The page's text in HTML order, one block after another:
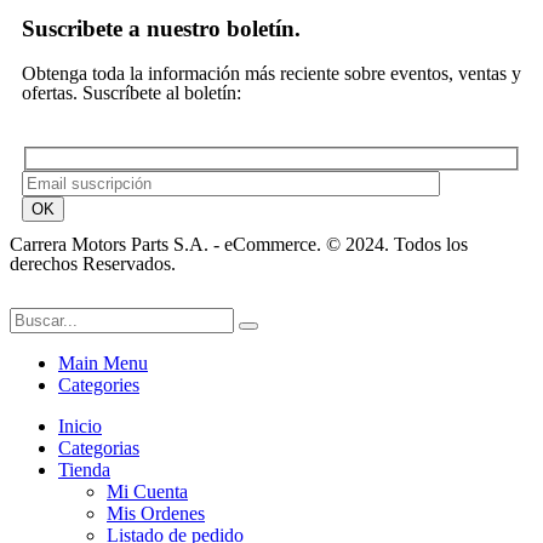
Suscribete a nuestro boletín.
Obtenga toda la información más reciente sobre eventos, ventas y
ofertas. Suscríbete al boletín:
Carrera Motors Parts S.A. - eCommerce. © 2024. Todos los
derechos Reservados.
Main Menu
Categories
Inicio
Categorias
Tienda
Mi Cuenta
Mis Ordenes
Listado de pedido